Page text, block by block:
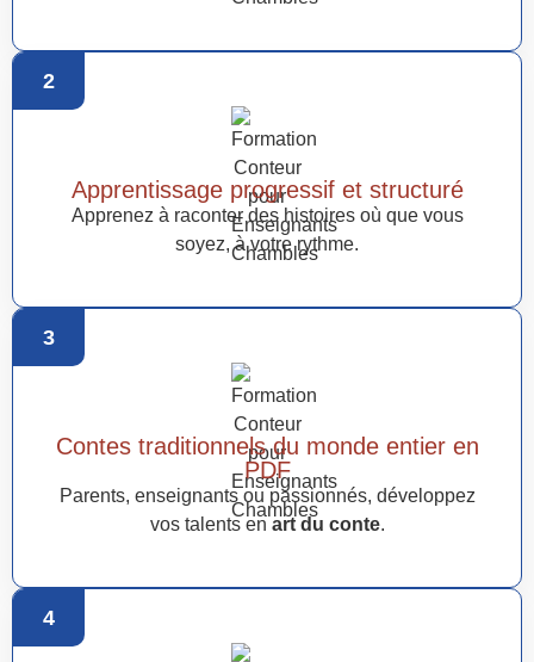
2
Apprentissage progressif et structuré
Apprenez à raconter des histoires où que vous
soyez, à votre rythme.
3
Contes traditionnels du monde entier en
PDF
Parents, enseignants ou passionnés, développez
vos talents en art du conte.
4